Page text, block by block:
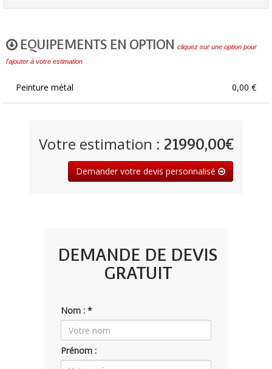
EQUIPEMENTS EN OPTION cliquez sur une option pour
l'ajouter à votre estimation
Peinture métal 0,00 €
Votre estimation : 21990,00€
Demander votre devis personnalisé
DEMANDE DE DEVIS
GRATUIT
Nom : *
Prénom :